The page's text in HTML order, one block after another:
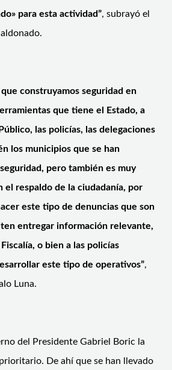
para esta actividad”, subrayó el
construyamos seguridad en
que tiene el Estado, a
las policías, las delegaciones
los municipios que se han
pero también es muy
respaldo de la ciudadanía, por
este tipo de denuncias que son
entregar información relevante,
o bien a las policías
este tipo de operativos”,
Luna.
del Presidente Gabriel Boric la
De ahí que se han llevado